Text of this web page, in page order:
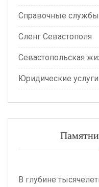
Справочные службы
Сленг Севастополя
Севастопольская
Юридические услуги
В глубине